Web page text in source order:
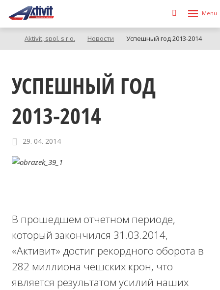
Vyhledávání
Rozbalení
Aktivit, spol. s r.o. Новости Успешный год 2013-2014
УСПЕШНЫЙ ГОД
2013-2014
29. 04. 2014
В прошедшем отчетном периоде,
который закончился 31.03.2014,
«Активит» достиг рекордного оборота в
282 миллиона чешских крон, что
является результатом усилий наших